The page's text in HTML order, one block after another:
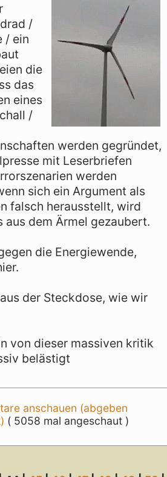
/
/ ein
die
das
eines
/
werden gegründet,
mit Leserbriefen
werden
sich ein Argument als
falsch herausstellt, wird
aus dem Ärmel gezaubert.
die Energiewende,
der Steckdose, wie wir
von dieser massiven kritik
belästigt
anschauen (abgeben
( 5058 mal angeschaut )